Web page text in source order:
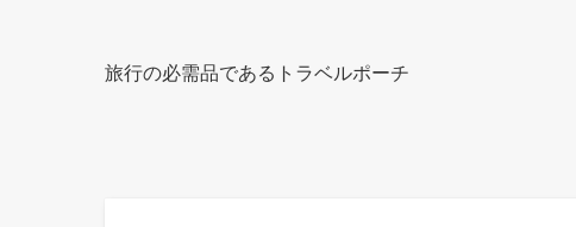
旅行の必需品であるトラベルポーチ